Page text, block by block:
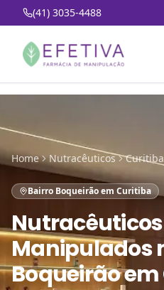
(41) 3035-4488
Home Nutracêuticos Curitiba
Bairro Boqueirão em Curitiba
Nutracêuticos
Manipulados
Boqueirão